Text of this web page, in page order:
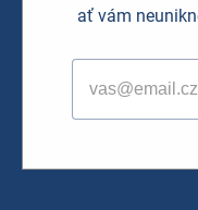
ať vám